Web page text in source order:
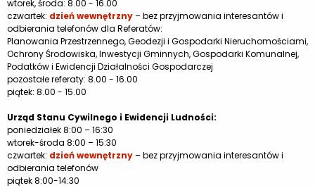
wtorek, środa: 8.00 - 16.00
czwartek: dzień wewnętrzny– bez przyjmowania interesantów i
odbierania telefonów dla Referatów:
Planowania Przestrzennego, Geodezji i Gospodarki Nieruchomościami,
Ochrony Środowiska, Inwestycji Gminnych, Gospodarki Komunalnej,
Podatków i Ewidencji Działalności Gospodarczej
pozostałe referaty: 8.00 - 16.00
piątek: 8.00 - 15.00
Urząd Stanu Cywilnego i Ewidencji Ludności:
poniedziałek 8:00 – 16:30
wtorek-środa 8:00 – 15:30
czwartek: dzień wewnętrzny– bez przyjmowania interesantów i
odbierania telefonów
piątek 8:00-14:30